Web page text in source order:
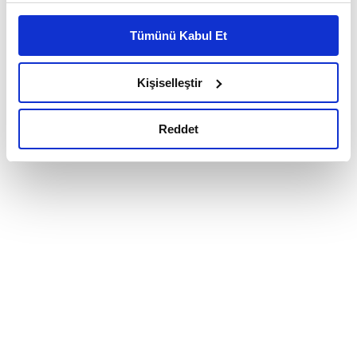
reklam/pazarlama faaliyetlerinin yapılması, amaçlarıyla
Çerezlere ilişkin tercihlerinizi çerez paneli vasıtasıyla
belirleyebilirsiniz. Çerezlere ilişkin detaylı bilgi için
Ayarlar butonuna tıklayabilir,Çerez Bilgilendirme
Metnimizi ziyaret edebilirsiniz.
okumak ve sitemizi ziyaretiniz kapsamında
Tümünü Kabul Et
Kişiselleştir
Reddet